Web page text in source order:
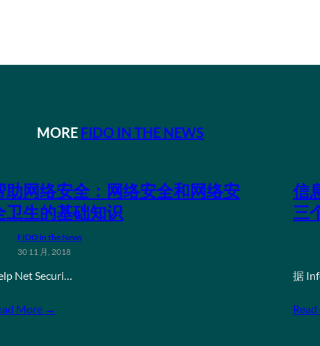
MORE FIDO IN THE NEWS
助网络安全：网络安全和网络安
卫生的基础知识
FIDO in the News
30 11 月, 2018
Net Securi…
More →
信
三
据